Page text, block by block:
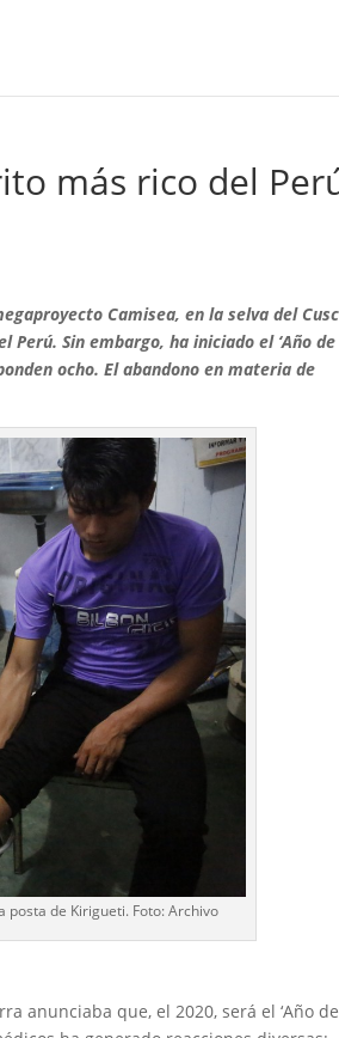
más rico del
Camisea, en la selva del
Sin embargo, ha iniciado el ‘Año
ocho. El abandono en materia de
posta de Kirigueti. Foto: Archivo
anunciaba que, el 2020, será el ‘Año